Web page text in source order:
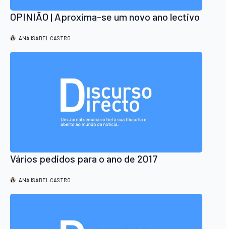
OPINIÃO | Aproxima-se um novo ano lectivo
ANA ISABEL CASTRO
Vários pedidos para o ano de 2017
ANA ISABEL CASTRO